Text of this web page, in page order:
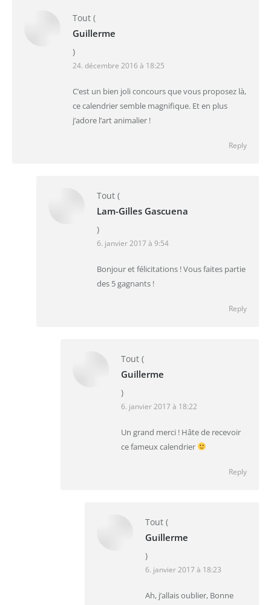
Tout (
Guillerme
)
24. décembre 2016 à 18:25
C’est un bien joli concours que vous proposez là,
ce calendrier semble magnifique. Et en plus
j’adore l’art animalier !
Reply
Tout (
Lam-Gilles Gascuena
)
6. janvier 2017 à 9:54
Bonjour et félicitations ! Vous faites partie
des 5 gagnants !
Reply
Tout (
Guillerme
)
6. janvier 2017 à 18:22
Un grand merci ! Hâte de recevoir
ce fameux calendrier
Reply
Tout (
Guillerme
)
6. janvier 2017 à 18:23
Ah, j’allais oublier, Bonne